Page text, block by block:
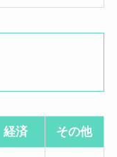
経済 その他